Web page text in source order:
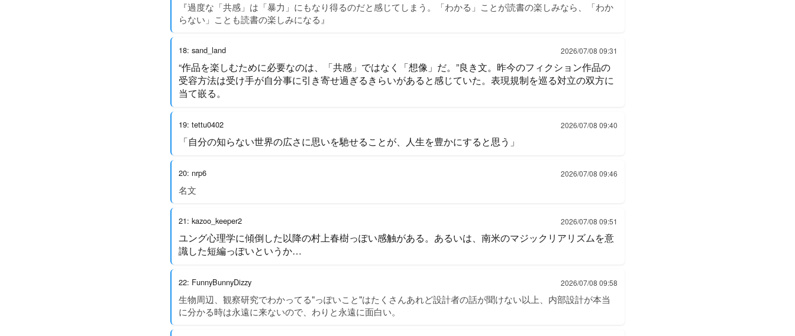
『過度な「共感」は「暴力」にもなり得るのだと感じてしまう。「わかる」ことが読書の楽しみなら、「わか
らない」ことも読書の楽しみになる』
18: sand_land 2026/07/08 09:31
“作品を楽しむために必要なのは、「共感」ではなく「想像」だ。”良き文。昨今のフィクション作品の
受容方法は受け手が自分事に引き寄せ過ぎるきらいがあると感じていた。表現規制を巡る対立の双方に
当て嵌る。
19: tettu0402 2026/07/08 09:40
「自分の知らない世界の広さに思いを馳せることが、人生を豊かにすると思う」
20: nrp6 2026/07/08 09:46
名文
21: kazoo_keeper2 2026/07/08 09:51
ユング心理学に傾倒した以降の村上春樹っぽい感触がある。あるいは、南米のマジックリアリズムを意
識した短編っぽいというか…
22: FunnyBunnyDizzy 2026/07/08 09:58
生物周辺、観察研究でわかってる"っぽいこと"はたくさんあれど設計者の話が聞けない以上、内部設計が本当
に分かる時は永遠に来ないので、わりと永遠に面白い。